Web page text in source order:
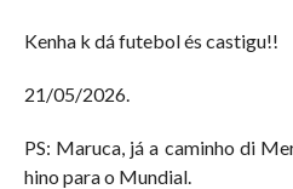
Kenha k dá futebol és castigu!!
21/05/2026.
PS: Maruca, já a caminho di
hino para o Mundial.